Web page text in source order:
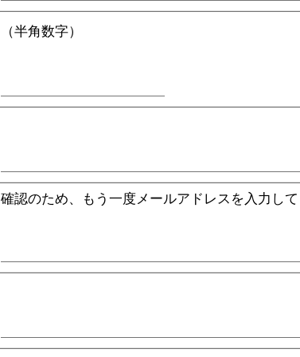
（半角数字）
確認のため、もう一度メールアドレスを入力し